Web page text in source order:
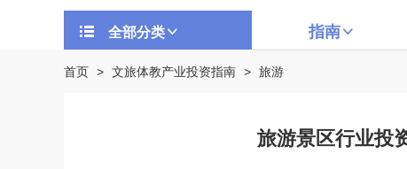
全部分类 指南
首页 > 文旅体教产业投资指南 > 旅游
旅游景区行业投